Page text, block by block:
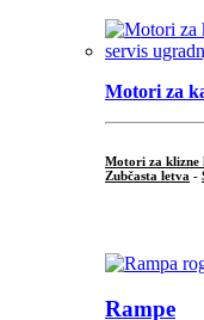
Motori za
Motori za klizne
Zubčasta letva -
Rampe